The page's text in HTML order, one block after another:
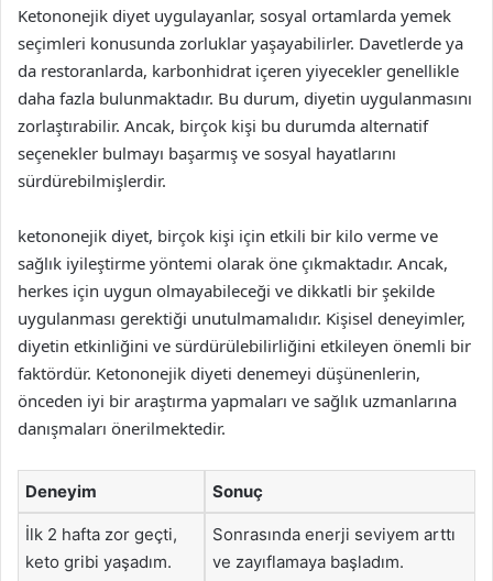
Ketononejik diyet uygulayanlar, sosyal ortamlarda yemek
seçimleri konusunda zorluklar yaşayabilirler. Davetlerde ya
da restoranlarda, karbonhidrat içeren yiyecekler genellikle
daha fazla bulunmaktadır. Bu durum, diyetin uygulanmasını
zorlaştırabilir. Ancak, birçok kişi bu durumda alternatif
seçenekler bulmayı başarmış ve sosyal hayatlarını
sürdürebilmişlerdir.
ketononejik diyet, birçok kişi için etkili bir kilo verme ve
sağlık iyileştirme yöntemi olarak öne çıkmaktadır. Ancak,
herkes için uygun olmayabileceği ve dikkatli bir şekilde
uygulanması gerektiği unutulmamalıdır. Kişisel deneyimler,
diyetin etkinliğini ve sürdürülebilirliğini etkileyen önemli bir
faktördür. Ketononejik diyeti denemeyi düşünenlerin,
önceden iyi bir araştırma yapmaları ve sağlık uzmanlarına
danışmaları önerilmektedir.
Deneyim Sonuç
İlk 2 hafta zor geçti,
keto gribi yaşadım.
Sonrasında enerji seviyem arttı
ve zayıflamaya başladım.